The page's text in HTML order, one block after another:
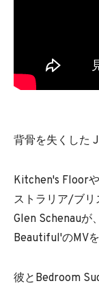
背骨を失くした
Kitchen's Floor
ストラリア/ブリ
Glen Schenauが
Beautiful'のMVを
彼とBedroom